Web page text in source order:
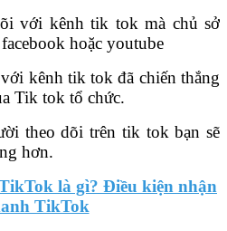
với kênh tik tok mà chủ sở
hoặc youtube
kênh tik tok đã chiến thắng
Tik tok tổ chức.
theo dõi trên tik tok bạn sẽ
hơn.
là gì? Điều kiện nhận
TikTok